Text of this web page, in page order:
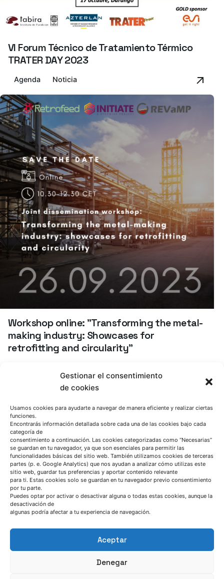
Gestionar el consentimiento
de cookies
Usamos cookies para ayudarte a navegar de manera eficiente y realizar ciertas
funciones.
Encontrarás información detallada sobre cada una de las cookies bajo cada
categoría de
consentimiento a continuación. Las cookies categorizadas como “Necesarias”
se guardan en tu navegador, ya que son esenciales para permitir las
funcionalidades básicas del sitio web. También utilizamos cookies de terceras
partes (p. e. Google Analytics) que nos ayudan a analizar cómo utilizas este
sitio web, guardar tus preferencias y aportar contenido relevante
para ti. Estas cookies solo se guardan en tu navegador previo consentimiento
por tu parte.
Puedes optar por activar o desactivar alguna o todas estas cookies, aunque la
desactivación de
algunas podría afectar a tu experiencia de navegación.
Aceptar
Denegar
VI Forum Técnico de Tratamiento Térmico
TRATER DAY 2023
Agenda Noticia
Workshop online: "Transforming the metal-
making industry: Showcases for
retrofitting and circularity"
proyecto REVaMP
Agenda REVamp project
Workshop: “Nuevas oportunidades de
digitalización, sensorización y desarrollo de
materiales en entornos hostiles”
Agenda HIPERMAT project
INEVITABLE project
NEMARCO project
Noticia